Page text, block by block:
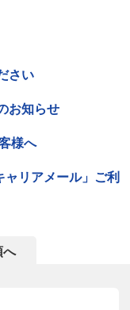
さい
お知らせ
様へ
リアメール」ご利
へ